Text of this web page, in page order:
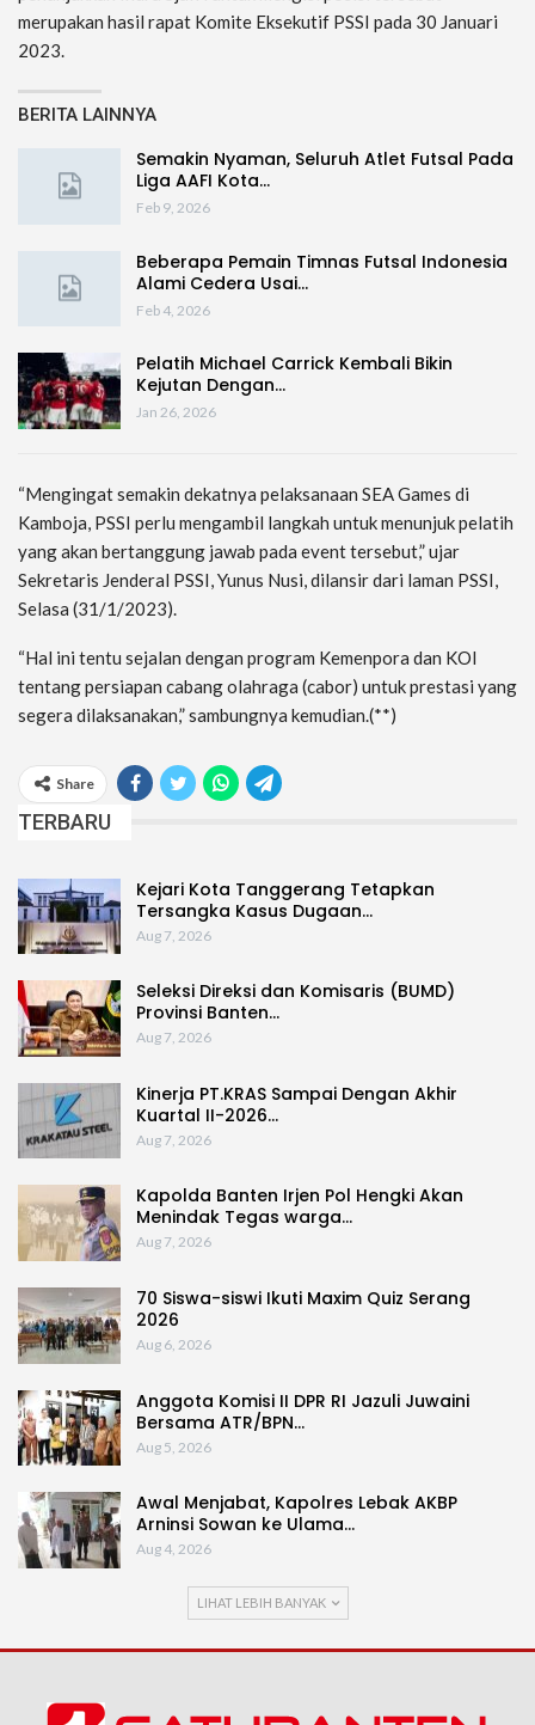
merupakan hasil rapat Komite Eksekutif PSSI pada 30 Januari
2023.
BERITA LAINNYA
Semakin Nyaman, Seluruh Atlet Futsal Pada
Liga AAFI Kota…
Feb 9, 2026
Beberapa Pemain Timnas Futsal Indonesia
Alami Cedera Usai…
Feb 4, 2026
Pelatih Michael Carrick Kembali Bikin
Kejutan Dengan…
Jan 26, 2026
“Mengingat semakin dekatnya pelaksanaan SEA Games di
Kamboja, PSSI perlu mengambil langkah untuk menunjuk pelatih
yang akan bertanggung jawab pada event tersebut,” ujar
Sekretaris Jenderal PSSI, Yunus Nusi, dilansir dari laman PSSI,
Selasa (31/1/2023).
“Hal ini tentu sejalan dengan program Kemenpora dan KOI
tentang persiapan cabang olahraga (cabor) untuk prestasi yang
segera dilaksanakan,” sambungnya kemudian.(**)
Share
TERBARU
Kejari Kota Tanggerang Tetapkan
Tersangka Kasus Dugaan…
Aug 7, 2026
Seleksi Direksi dan Komisaris (BUMD)
Provinsi Banten…
Aug 7, 2026
Kinerja PT.KRAS Sampai Dengan Akhir
Kuartal II-2026…
Aug 7, 2026
Kapolda Banten Irjen Pol Hengki Akan
Menindak Tegas warga…
Aug 7, 2026
70 Siswa-siswi Ikuti Maxim Quiz Serang
2026
Aug 6, 2026
Anggota Komisi II DPR RI Jazuli Juwaini
Bersama ATR/BPN…
Aug 5, 2026
Awal Menjabat, Kapolres Lebak AKBP
Arninsi Sowan ke Ulama…
Aug 4, 2026
LIHAT LEBIH BANYAK